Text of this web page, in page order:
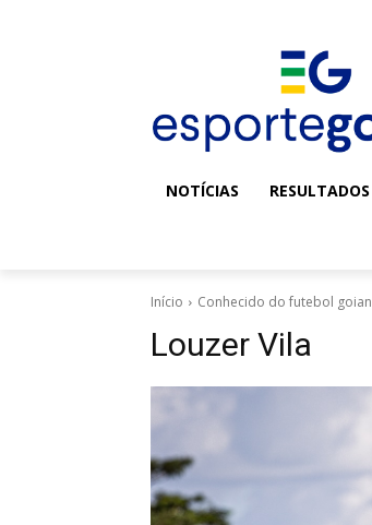
NOTÍCIAS
Início Conhecido do futebol
Louzer Vila